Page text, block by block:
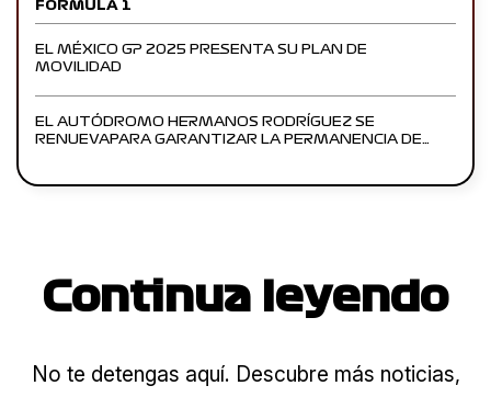
FORMULA 1
EL MÉXICO GP 2025 PRESENTA SU PLAN DE
MOVILIDAD
EL AUTÓDROMO HERMANOS RODRÍGUEZ SE
RENUEVAPARA GARANTIZAR LA PERMANENCIA DE…
Continua leyendo
No te detengas aquí. Descubre más noticias,